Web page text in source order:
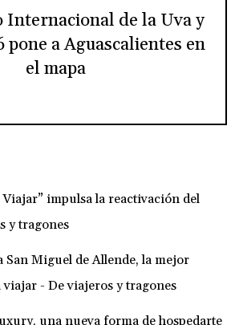
Internacional de la Uva y
pone a Aguascalientes en
el mapa
Viajar” impulsa la reactivación del
y tragones
San Miguel de Allende, la mejor
- De viajeros y tragones
una nueva forma de hospedarte